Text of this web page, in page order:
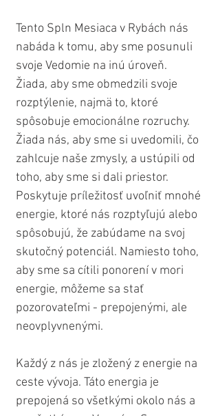
Tento Spln Mesiaca v Rybách nás
nabáda k tomu, aby sme posunuli
svoje Vedomie na inú úroveň.
Žiada, aby sme obmedzili svoje
rozptýlenie, najmä to, ktoré
spôsobuje emocionálne rozruchy.
Žiada nás, aby sme si uvedomili, čo
zahlcuje naše zmysly, a ustúpili od
toho, aby sme si dali priestor.
Poskytuje príležitosť uvoľniť mnohé
energie, ktoré nás rozptyľujú alebo
spôsobujú, že zabúdame na svoj
skutočný potenciál. Namiesto toho,
aby sme sa cítili ponorení v mori
energie, môžeme sa stať
pozorovateľmi - prepojenými, ale
neovplyvnenými.
Každý z nás je zložený z energie na
ceste vývoja. Táto energia je
prepojená so všetkými okolo nás a